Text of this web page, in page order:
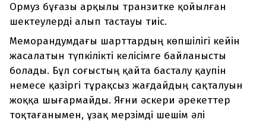
Ормуз бұғазы арқылы транзитке қойылған
шектеулерді алып тастауы тиіс.
Меморандумдағы шарттардың көпшілігі кейін
жасалатын түпкілікті келісімге байланысты
болады. Бұл соғыстың қайта басталу қаупін
немесе қазіргі тұрақсыз жағдайдың сақталуын
жоққа шығармайды. Яғни әскери әрекеттер
тоқтағанымен, ұзақ мерзімді шешім әлі